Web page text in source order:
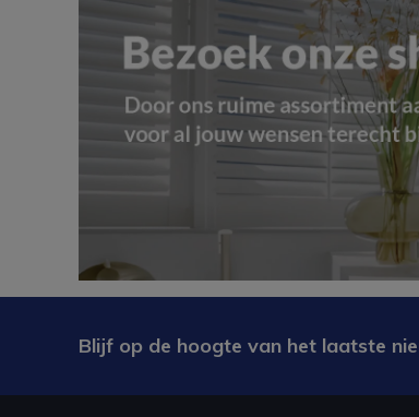
Blijf op de hoogte van het laatste